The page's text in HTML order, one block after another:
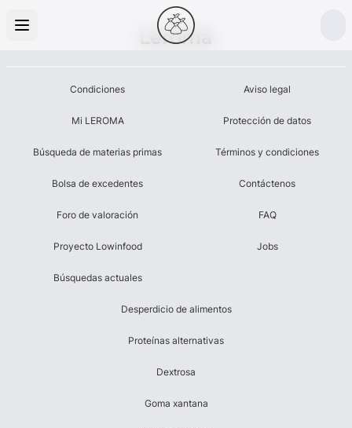
Leroma
Condiciones
Mi LEROMA
Búsqueda de materias primas
Bolsa de excedentes
Foro de valoración
Proyecto Lowinfood
Búsquedas actuales
Aviso legal
Protección de datos
Términos y condiciones
Contáctenos
FAQ
Jobs
Desperdicio de alimentos
Proteínas alternativas
Dextrosa
Goma xantana